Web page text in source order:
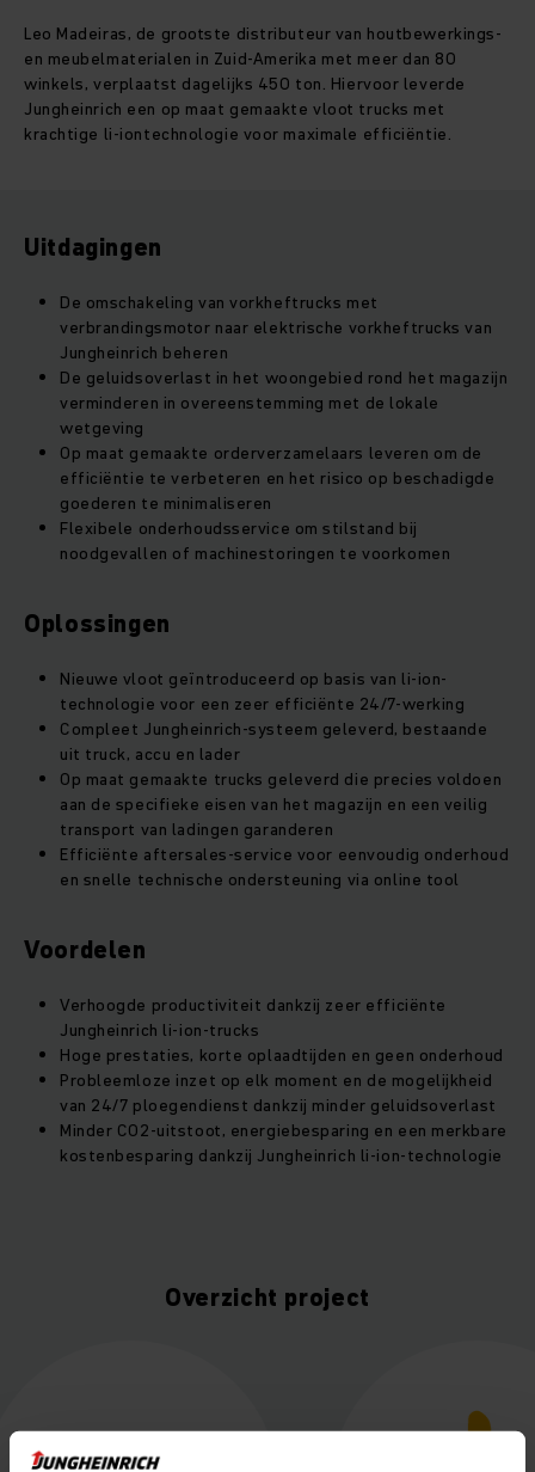
Leo Madeiras, de grootste distributeur van houtbewerkings-
en meubelmaterialen in Zuid-Amerika met meer dan 80
winkels, verplaatst dagelijks 450 ton. Hiervoor leverde
Jungheinrich een op maat gemaakte vloot trucks met
krachtige li-iontechnologie voor maximale efficiëntie.
Uitdagingen
De omschakeling van vorkheftrucks met
verbrandingsmotor naar elektrische vorkheftrucks van
Jungheinrich beheren
De geluidsoverlast in het woongebied rond het magazijn
verminderen in overeenstemming met de lokale
wetgeving
Op maat gemaakte orderverzamelaars leveren om de
efficiëntie te verbeteren en het risico op beschadigde
goederen te minimaliseren
Flexibele onderhoudsservice om stilstand bij
noodgevallen of machinestoringen te voorkomen
Oplossingen
Nieuwe vloot geïntroduceerd op basis van li-ion-
technologie voor een zeer efficiënte 24/7-werking
Compleet Jungheinrich-systeem geleverd, bestaande
uit truck, accu en lader
Op maat gemaakte trucks geleverd die precies voldoen
aan de specifieke eisen van het magazijn en een veilig
transport van ladingen garanderen
Efficiënte aftersales-service voor eenvoudig onderhoud
en snelle technische ondersteuning via online tool
Voordelen
Verhoogde productiviteit dankzij zeer efficiënte
Jungheinrich li-ion-trucks
Hoge prestaties, korte oplaadtijden en geen onderhoud
Probleemloze inzet op elk moment en de mogelijkheid
van 24/7 ploegendienst dankzij minder geluidsoverlast
Minder CO2-uitstoot, energiebesparing en een merkbare
kostenbesparing dankzij Jungheinrich li-ion-technologie
Overzicht project